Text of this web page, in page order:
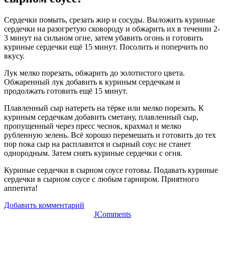
Сердечки помыть, срезать жир и сосуды. Выложить куриные
сердечки на разогретую сковороду и обжарить их в течении 2-
3 минут на сильном огне, затем убавить огонь и готовить
куриные сердечки ещё 15 минут. Посолить и поперчить по
вкусу.
Лук мелко порезать, обжарить до золотистого цвета.
Обжаренный лук добавить к куриным сердечкам и
продолжать готовить ещё 15 минут.
Плавленный сыр натереть на тёрке или мелко порезать. К
куриным сердечкам добавить сметану, плавленный сыр,
пропущенный через пресс чеснок, крахмал и мелко
рубленную зелень. Всё хорошо перемешать и готовить до тех
пор пока сыр на расплавится и сырный соус не станет
однородным. Затем снять куриные сердечки с огня.
Куриные сердечки в сырном соусе готовы. Подавать куриные
сердечки в сырном соусе с любым гарниром. Приятного
аппетита!
Добавить комментарий
JComments